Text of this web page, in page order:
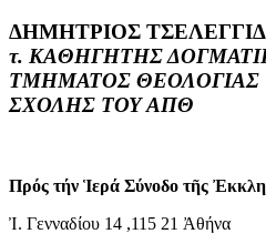
ΔΗΜΗΤΡΙΟΣ
τ. ΚΑΘΗΓΗΤΗΣ
ΤΜΗΜΑΤΟΣ ΘΕΟΛΟΓΙΑΣ
ΣΧΟΛΗΣ ΤΟΥ ΑΠΘ
Πρός τήν Ἱερά Σύνοδο τῆς
Ἰ. Γενναδίου 14 ,115 21 Ἀθήνα